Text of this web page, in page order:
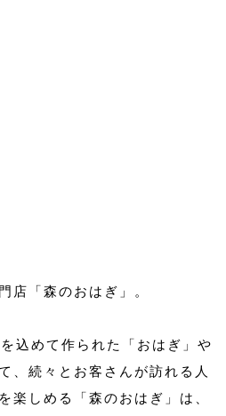
店「森のおはぎ」。
込めて作られた「おはぎ」や
、続々とお客さんが訪れる人
楽しめる「森のおはぎ」は、